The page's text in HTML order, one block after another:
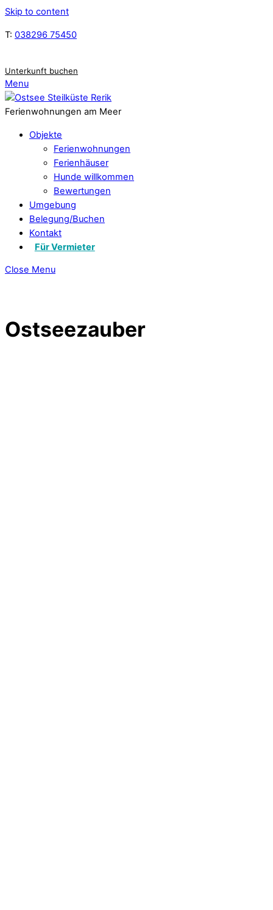
Skip to content
T: 038296 75450
Unterkunft buchen
Menu
Ferienwohnungen am Meer
Objekte
Ferienwohnungen
Ferienhäuser
Hunde willkommen
Bewertungen
Umgebung
Belegung/Buchen
Kontakt
Für Vermieter
Close Menu
Ostseezauber